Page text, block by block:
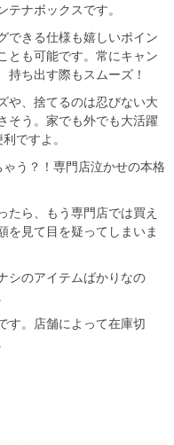
テナボックスです。
できる仕様も嬉しいポイン
とも可能です。常にキャン
持ち出す際もスムーズ！
や、捨てるのは忍びない大
そう。家でも外でも大活躍
ですよ。
う？！専門店泣かせの本格
たら、もう専門店では買え
を見て目を疑ってしまいま
シのアイテムばかりなの
す。店舗によって在庫切